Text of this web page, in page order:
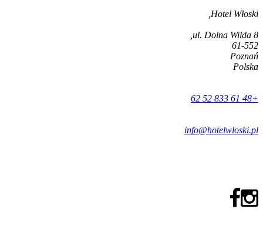
Hotel Włoski,
ul. Dolna Wilda 8,
61-552
Poznań
Polska
+48 61 833 52 62
info@hotelwloski.pl